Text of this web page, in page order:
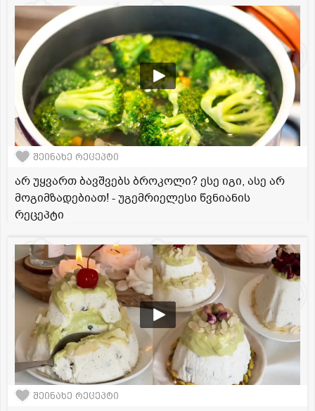
შეინახე რეცეპტი
არ უყვართ ბავშვებს ბროკოლი? ესე იგი, ასე არ
მოგიმზადებიათ! - უგემრიელესი წვნიანის
რეცეპტი
შეინახე რეცეპტი